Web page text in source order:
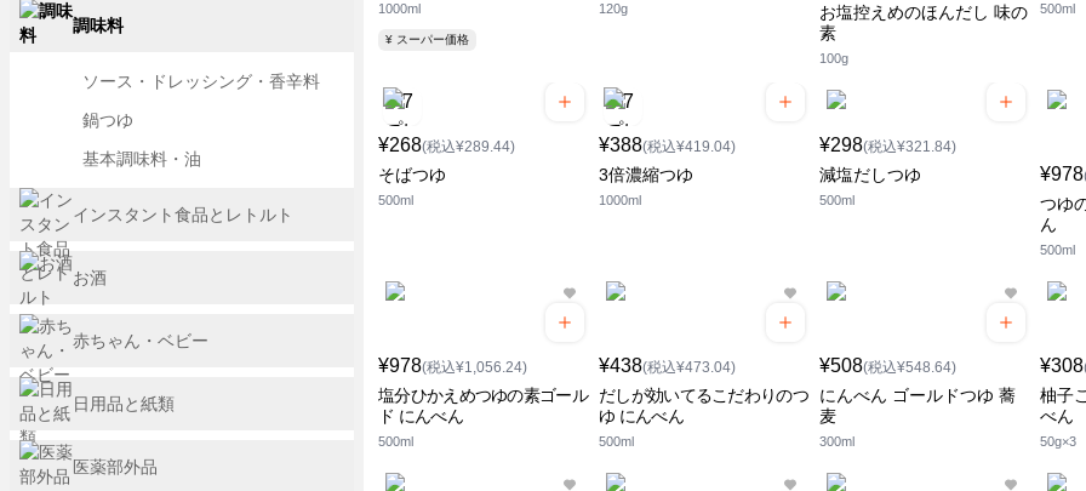
1000ml
¥ スーパー価格
120g
お塩控えめのほんだし 味の
素
100g
500ml
¥268(税込¥289.44)
そばつゆ
500ml
¥388(税込¥419.04)
3倍濃縮つゆ
1000ml
¥298(税込¥321.84)
減塩だしつゆ
500ml
¥978
つゆ
ん
500ml
¥978(税込¥1,056.24)
塩分ひかえめつゆの素ゴール
ド にんべん
500ml
¥438(税込¥473.04)
だしが効いてるこだわりのつ
ゆ にんべん
500ml
¥508(税込¥548.64)
にんべん ゴールドつゆ 蕎
麦
300ml
¥308
柚子
べん
50g×3
調味料
ソース・ドレッシング・香辛料
鍋つゆ
基本調味料・油
インスタント食品とレトルト
お酒
赤ちゃん・ベビー
日用品と紙類
医薬部外品